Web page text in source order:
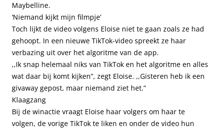
Maybelline.
‘Niemand kijkt mijn filmpje’
Toch lijkt de video volgens Eloise niet te gaan zoals ze had
gehoopt. In een nieuwe TikTok-video spreekt ze haar
verbazing uit over het algoritme van de app.
,,Ik snap helemaal niks van TikTok en het algoritme en alles
wat daar bij komt kijken”, zegt Eloise. ,,Gisteren heb ik een
givaway gepost, maar niemand ziet het.”
Klaagzang
Bij de winactie vraagt Eloise haar volgers om haar te
volgen, de vorige TikTok te liken en onder de video hun